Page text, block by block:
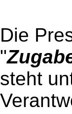
Die
"
steht